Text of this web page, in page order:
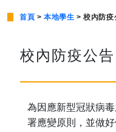
首頁 >本地學生 > 校內防疫
校內防疫公告
為因應新型冠狀病
署應變原則，並做